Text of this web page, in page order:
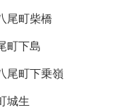
尾町柴橋
町下島
尾町下乗嶺
城生